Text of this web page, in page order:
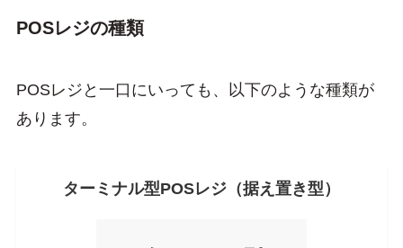
POSレジの種類
POSレジと一口にいっても、以下のような種類が
あります。
ターミナル型POSレジ（据え置き型）